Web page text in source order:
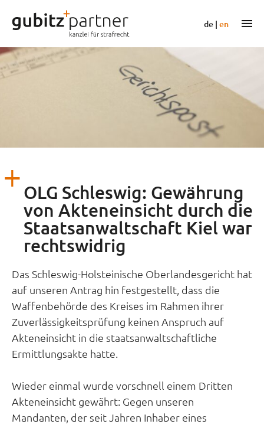
Inhalt
de | en
OLG Schleswig: Gewährung
von Akteneinsicht durch die
Staatsanwaltschaft Kiel war
rechtswidrig
Das Schleswig-Holsteinische Oberlandesgericht hat
auf unseren Antrag hin festgestellt, dass die
Waffenbehörde des Kreises im Rahmen ihrer
Zuverlässigkeitsprüfung keinen Anspruch auf
Akteneinsicht in die staatsanwaltschaftliche
Ermittlungsakte hatte.
Wieder einmal wurde vorschnell einem Dritten
Akteneinsicht gewährt: Gegen unseren
Mandanten, der seit Jahren Inhaber eines